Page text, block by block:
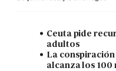
Ceuta pide
adultos
La
alcanza los